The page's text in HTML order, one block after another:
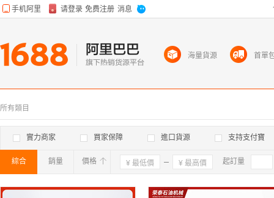
所有類目
實力商家 買家保障 進口貨源 支持支付寶
綜合 銷量 價格 確定 起訂量
海量貨源 首單